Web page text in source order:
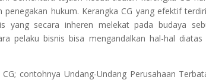
hukum. Kerangka CG yang efektif
yang secara inheren melekat pada budaya
pelaku bisnis bisa mengandalkan hal-hal diatas
contohnya Undang-Undang Perusahaan